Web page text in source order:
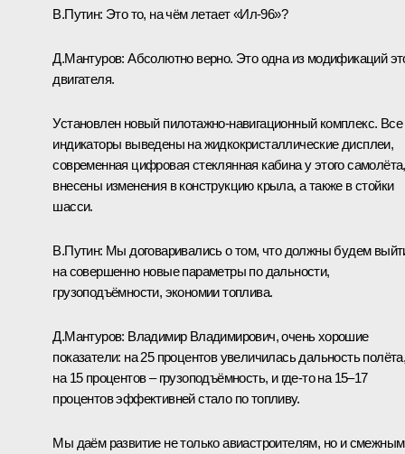
В.Путин: Это то, на чём летает «Ил-96»?
Д.Мантуров: Абсолютно верно. Это одна из модификаций
двигателя.
Установлен новый пилотажно-навигационный комплекс. Все
индикаторы выведены на жидкокристаллические дисплеи,
современная цифровая стеклянная кабина у этого самолёта,
внесены изменения в конструкцию крыла, а также в стойки
шасси.
В.Путин: Мы договаривались о том, что должны будем
на совершенно новые параметры по дальности,
грузоподъёмности, экономии топлива.
Д.Мантуров: Владимир Владимирович, очень хорошие
показатели: на 25 процентов увеличилась дальность
на 15 процентов – грузоподъёмность, и где‑то на 15–17
процентов эффективней стало по топливу.
Мы даём развитие не только авиастроителям, но и смежным